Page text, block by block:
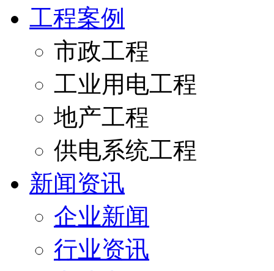
工程案例
市政工程
工业用电工程
地产工程
供电系统工程
新闻资讯
企业新闻
行业资讯